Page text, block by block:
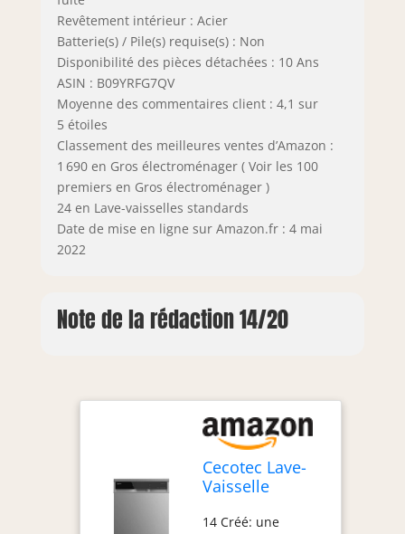
Revêtement intérieur : Acier
Batterie(s) / Pile(s) requise(s) : Non
Disponibilité des pièces détachées : 10 Ans
ASIN : B09YRFG7QV
Moyenne des commentaires client : 4,1 sur
5 étoiles
Classement des meilleures ventes d’Amazon :
1 690 en Gros électroménager ( Voir les 100
premiers en Gros électroménager )
24 en Lave-vaisselles standards
Date de mise en ligne sur Amazon.fr : 4 mai
2022
Note de la rédaction 14/20
Cecotec Lave-
Vaisselle
60 cm Bolero
14 Créé: une